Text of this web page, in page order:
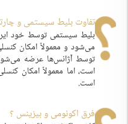
تفاوت بلیط سیستمی و
بلیط سیستمی توسط خود
می‌شود و معمولاً امکان
توسط آژانس‌ها عرضه
است، اما معمولاً امکان
است.
فرق اکونومی و بیزینس ؟